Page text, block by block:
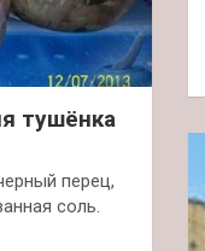
тушёнка
перец,
соль.